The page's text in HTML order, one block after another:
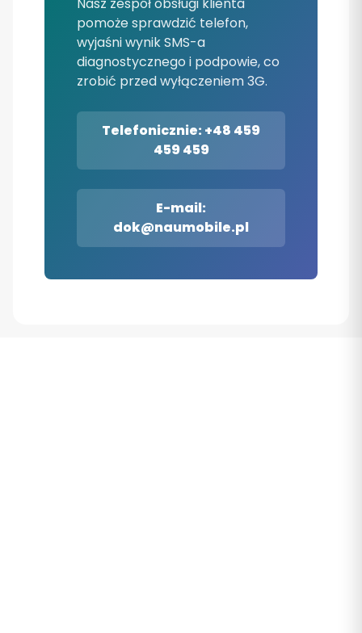
pomoże sprawdzić telefon,
wyjaśni wynik SMS-a
diagnostycznego i podpowie, co
zrobić przed wyłączeniem 3G.
Telefonicznie: +48 459
459 459
E-mail:
dok@naumobile.pl